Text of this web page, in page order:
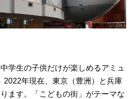
学生の子供だけが楽しめるアミュ
2022年現在、東京（豊洲）と兵庫
ます。「こどもの街」がテーマな